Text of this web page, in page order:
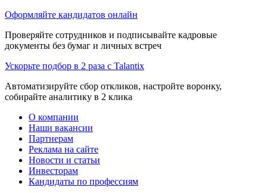
Оформляйте кандидатов онлайн
Проверяйте сотрудников и подписывайте кадровые
документы без бумаг и личных встреч
Ускорьте подбор в 2 раза с Talantix
Автоматизируйте сбор откликов, настройте воронку,
собирайте аналитику в 2 клика
О компании
Наши вакансии
Партнерам
Реклама на сайте
Новости и статьи
Инвесторам
Кандидаты по профессиям